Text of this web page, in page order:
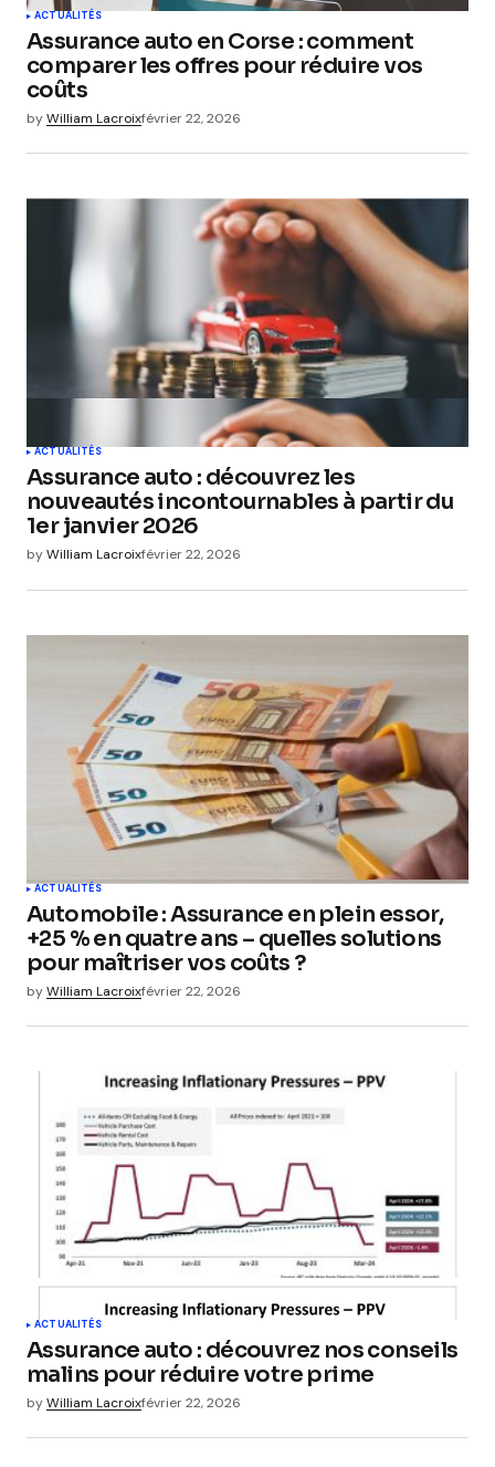
ACTUALITÉS
Assurance auto en Corse : comment
comparer les offres pour réduire vos
coûts
byWilliam Lacroixfévrier 22, 2026
ACTUALITÉS
Assurance auto : découvrez les
nouveautés incontournables à partir du
1er janvier 2026
byWilliam Lacroixfévrier 22, 2026
ACTUALITÉS
Automobile : Assurance en plein essor,
+25 % en quatre ans – quelles solutions
pour maîtriser vos coûts ?
byWilliam Lacroixfévrier 22, 2026
ACTUALITÉS
Assurance auto : découvrez nos conseils
malins pour réduire votre prime
byWilliam Lacroixfévrier 22, 2026